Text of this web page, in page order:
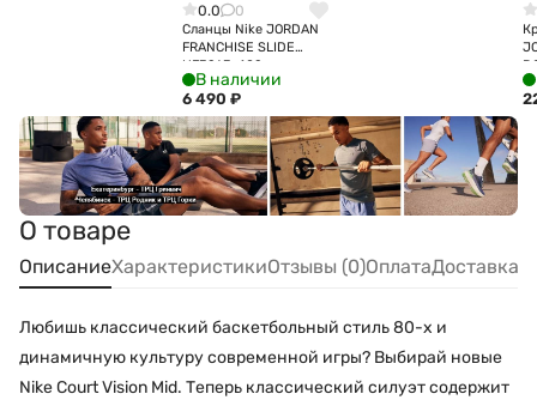
0.0 0
Сланцы Nike JORDAN
FRANCHISE SLIDE
HF3263-402
В наличии
6 490 ₽
О товаре
ОписаниеХарактеристикиОтзывы (0)ОплатаДоставка
Любишь классический баскетбольный стиль 80-х и
динамичную культуру современной игры? Выбирай новые
Nike Court Vision Mid. Теперь классический силуэт содержит